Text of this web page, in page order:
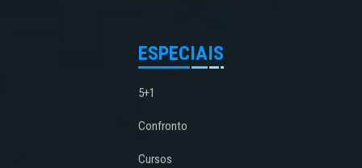
ESPECIAIS
5+1
Confronto
Cursos